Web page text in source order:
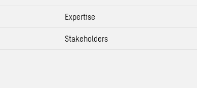
Expertise
Stakeholders